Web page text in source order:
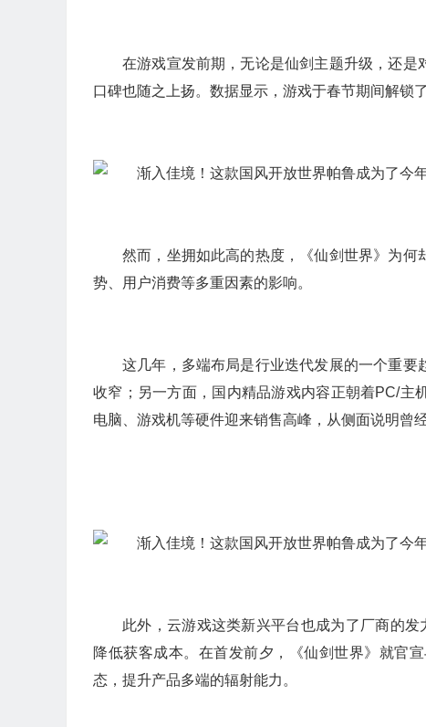
在游戏宣发前期，无论是仙剑主题升级，还
口碑也随之上扬。数据显示，游戏于春节期间解锁
然而，坐拥如此高的热度，《仙剑世界》为
势、用户消费等多重因素的影响。
这几年，多端布局是行业迭代发展的一个重
收窄；另一方面，国内精品游戏内容正朝着PC/主
电脑、游戏机等硬件迎来销售高峰，从侧面说明曾
此外，云游戏这类新兴平台也成为了厂商的发
降低获客成本。在首发前夕，《仙剑世界》就官
态，提升产品多端的辐射能力。